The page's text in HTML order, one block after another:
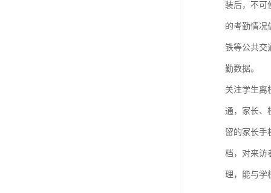
装后，不可
的考勤情况
铁等公共交
勤数据。
关注学生离
通，家长、
留的家长手
档，对来访
理，能与学